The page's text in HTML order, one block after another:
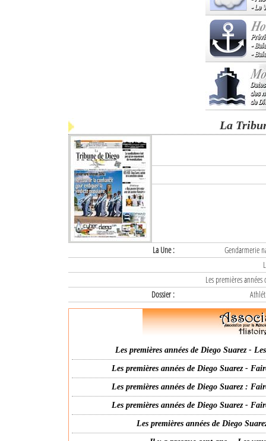
La
La Une :
Gendarmerie
Les premières
Dossier :
Les premières années de Diego Suarez -
Les premières années de Diego Suarez -
Les premières années de Diego Suarez :
Les premières années de Diego Suarez -
Les premières années de Diego